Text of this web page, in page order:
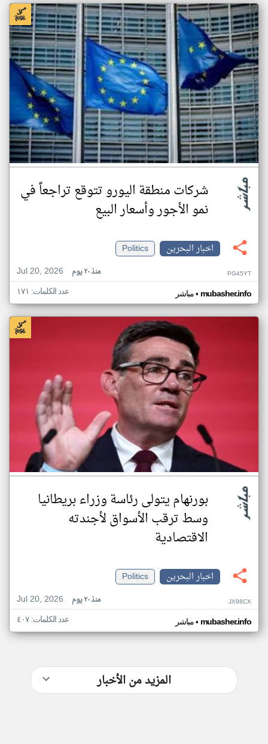
شركات منطقة اليورو تتوقع تراجعاً في
نمو الأجور وأسعار البيع
اخبار البحرين
Politics
Jul 20, 2026
منذ ٢٠ يوم PG45YT
مباشر• mubasher.info عدد الكلمات: ١٧١
بورنهام يتولى رئاسة وزراء بريطانيا
وسط ترقب الأسواق لأجندته
الاقتصادية
اخبار البحرين
Politics
Jul 20, 2026
منذ ٢٠ يوم JX98CX
مباشر• mubasher.info عدد الكلمات: ٤٠٧
المزيد من الأخبار